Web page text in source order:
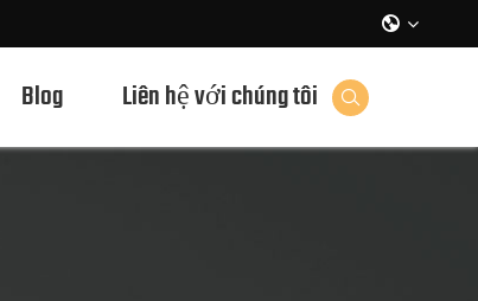

Blog Liên hệ với chúng tôi 